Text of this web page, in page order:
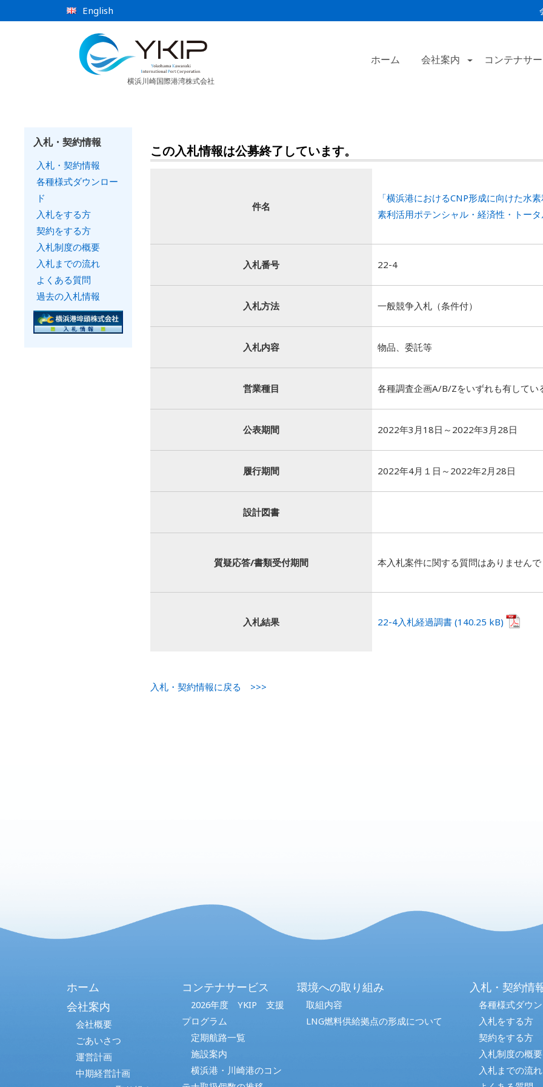
English
横浜川崎国際港湾株式会社
ホーム 会社案内 コンテナサ
入札・契約情報
入札・契約情報
各種様式ダウンロー
ド
入札をする方
契約をする方
入札制度の概要
入札までの流れ
よくある質問
過去の入札情報
この入札情報は公募終了しています。
件名
「横浜港におけるCNP形成に向けた水
素利活用ポテンシャル・経済性・トー
入札番号 22-4
入札方法 一般競争入札（条件付）
入札内容 物品、委託等
営業種目 各種調査企画A/B/Zをいずれも有してい
公表期間 2022年3月18日～2022年3月28日
履行期間 2022年4月１日～2022年2月28日
設計図書
質疑応答/書類受付期間 本入札案件に関する質問はありません
入札結果 22-4入札経過調書
入札・契約情報に戻る >>>
ホーム
会社案内
会社概要
ごあいさつ
運営計画
中期経営計画
コンテナサービス
2026年度 YKIP 支援
プログラム
定期航路一覧
施設案内
横浜港・川崎港のコン
環境への取り組み
取組内容
LNG燃料供給拠点の形成について
入札・契約情
各種様式ダウ
入札をする方
契約をする方
入札制度の概要
入札までの流れ